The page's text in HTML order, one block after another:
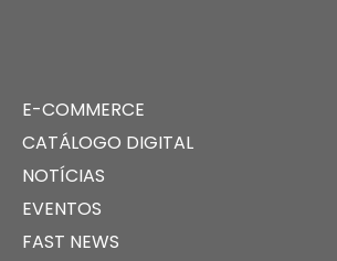
E-COMMERCE
CATÁLOGO DIGITAL
NOTÍCIAS
EVENTOS
FAST NEWS